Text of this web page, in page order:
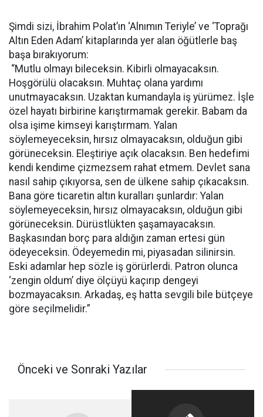
Şimdi sizi, İbrahim Polat’ın ‘Alnımın Teriyle’ ve ‘Toprağı
Altın Eden Adam’ kitaplarında yer alan öğütlerle baş
başa bırakıyorum:
“Mutlu olmayı bileceksin. Kibirli olmayacaksın.
Hoşgörülü olacaksın. Muhtaç olana yardımı
unutmayacaksın. Uzaktan kumandayla iş yürümez. İşle
özel hayatı birbirine karıştırmamak gerekir. Babam da
olsa işime kimseyi karıştırmam. Yalan
söylemeyeceksin, hırsız olmayacaksın, olduğun gibi
görüneceksin. Eleştiriye açık olacaksın. Ben hedefimi
kendi kendime çizmezsem rahat etmem. Devlet sana
nasıl sahip çıkıyorsa, sen de ülkene sahip çıkacaksın.
Bana göre ticaretin altın kuralları şunlardır: Yalan
söylemeyeceksin, hırsız olmayacaksın, olduğun gibi
görüneceksin. Dürüstlükten şaşamayacaksın.
Başkasından borç para aldığın zaman ertesi gün
ödeyeceksin. Ödeyemedin mi, piyasadan silinirsin.
Eski adamlar hep sözle iş görürlerdi. Patron olunca
‘zengin oldum’ diye ölçüyü kaçırıp dengeyi
bozmayacaksın. Arkadaş, eş hatta sevgili bile bütçeye
göre seçilmelidir.”
Önceki ve Sonraki Yazılar